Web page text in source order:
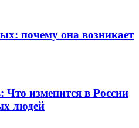
почему она возникает
изменится в России
людей